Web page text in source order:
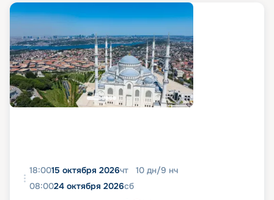
18:0015 октября 2026чт 10 дн/9 нч
08:0024 октября 2026сб